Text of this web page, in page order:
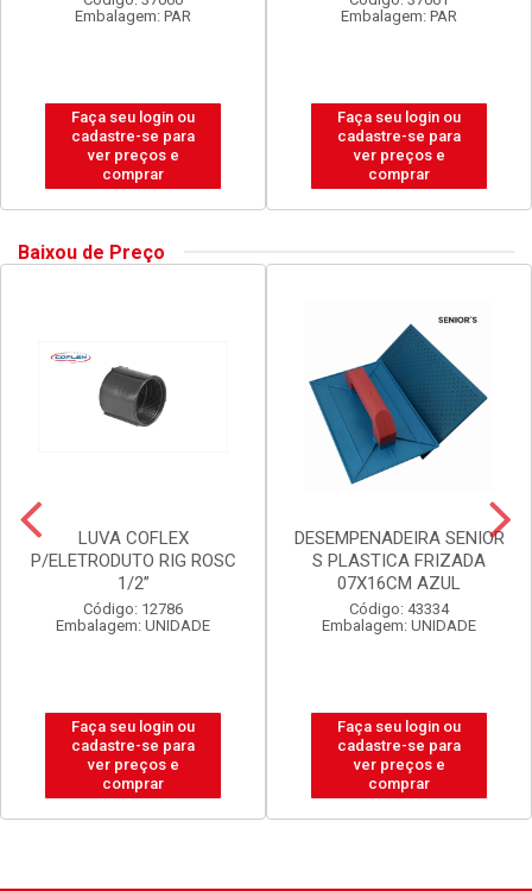
Embalagem: PAR
Faça seu login ou
cadastre-se para
ver preços e
comprar
Embalagem: PAR
Faça seu login ou
cadastre-se para
ver preços e
comprar
Baixou de Preço
LUVA COFLEX
P/ELETRODUTO RIG ROSC
1/2”
Código: 12786
Embalagem: UNIDADE
Faça seu login ou
cadastre-se para
ver preços e
comprar
DESEMPENADEIRA SENIOR
S PLASTICA FRIZADA
07X16CM AZUL
Código: 43334
Embalagem: UNIDADE
Faça seu login ou
cadastre-se para
ver preços e
comprar